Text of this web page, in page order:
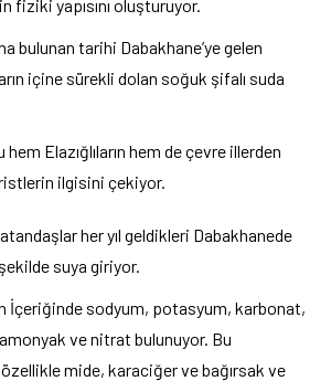
fiziki yapısını oluşturuyor.
bulunan tarihi Dabakhane’ye gelen
içine sürekli dolan soğuk şifalı suda
Elazığlıların hem de çevre illerden
ilgisini çekiyor.
her yıl geldikleri Dabakhanede
suya giriyor.
İçeriğinde sodyum, potasyum, karbonat,
ve nitrat bulunuyor. Bu
mide, karaciğer ve bağırsak ve